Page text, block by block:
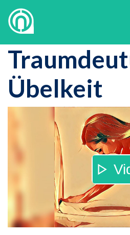
Übelkeit